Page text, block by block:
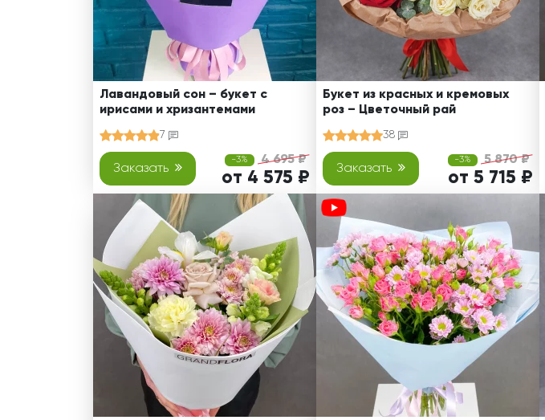
Лавандовый сон – букет с
ирисами и хризантемами
7
Заказать
-3% 4 695 ₽
от 4 575 ₽
Букет из красных и кремовых
роз – Цветочный рай
38
Заказать
-3% 5 870 ₽
от 5 715 ₽